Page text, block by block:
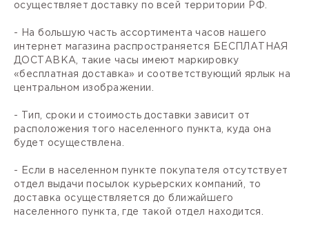
осуществляет доставку по всей территории РФ.
- На большую часть ассортимента часов нашего
интернет магазина распространяется БЕСПЛАТНАЯ
ДОСТАВКА, такие часы имеют маркировку
«бесплатная доставка» и соответствующий ярлык на
центральном изображении.
- Тип, сроки и стоимость доставки зависит от
расположения того населенного пункта, куда она
будет осуществлена.
- Если в населенном пункте покупателя отсутствует
отдел выдачи посылок курьерских компаний, то
доставка осуществляется до ближайшего
населенного пункта, где такой отдел находится.